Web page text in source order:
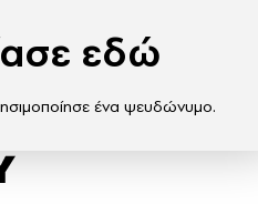
εδώ
ένα ψευδώνυμο.